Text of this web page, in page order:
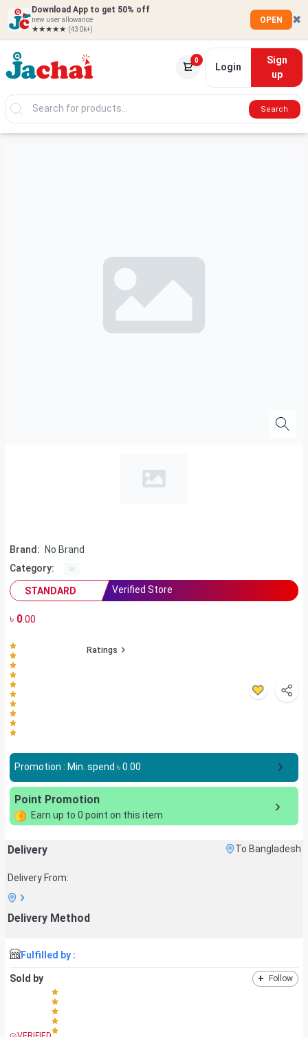
Download App to get 50% off
new user allowance
★★★★★ (430k+)
OPEN ✖
0
Login
Sign
up
Search
Brand:
No Brand
Category:
STANDARD
Verified Store
৳ 0.00
Ratings
Promotion : Min. spend ৳0.00
Point Promotion
Earn up to 0 point on this item
Delivery To Bangladesh
Delivery From:
Delivery Method
Fulfilled by :
Sold by + Follow